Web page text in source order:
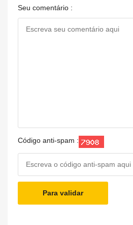
Seu comentário :
Código anti-spam :
Para validar